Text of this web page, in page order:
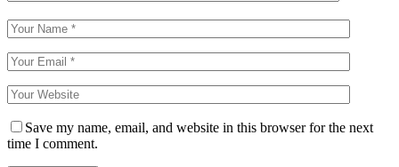
Save my name, email, and website in this browser for the next
time I comment.